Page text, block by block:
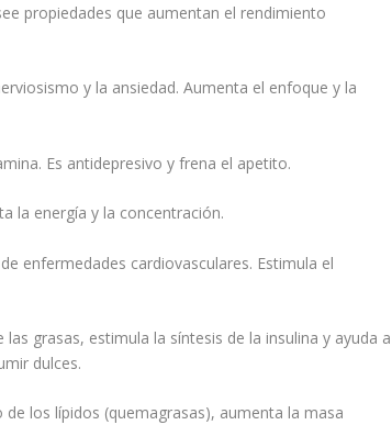
propiedades que aumentan el rendimiento
y la ansiedad. Aumenta el enfoque y la
Es antidepresivo y frena el apetito.
la energía y la concentración.
enfermedades cardiovasculares. Estimula el
grasas, estimula la síntesis de la insulina y ayuda a
dulces.
los lípidos (quemagrasas), aumenta la masa